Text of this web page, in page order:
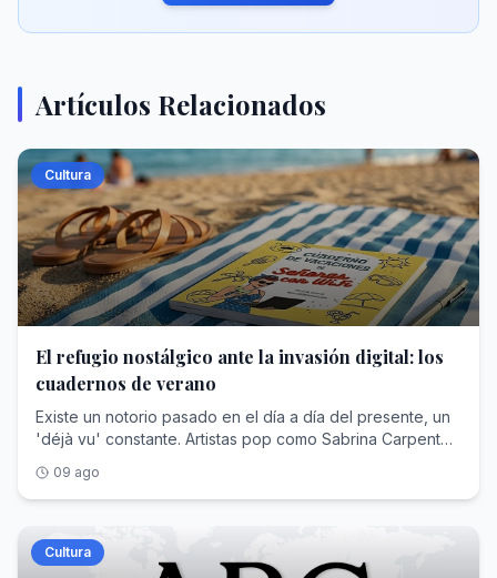
Artículos Relacionados
Cultura
El refugio nostálgico ante la invasión digital: los
cuadernos de verano
Existe un notorio pasado en el día a día del presente, un
'déjà vu' constante. Artistas pop como Sabrina Carpenter
los 50, Maggie O'Farrell escribe pensando en el
renacimiento inglés y las pantallas explotan las historias
frenética e inmortal que contagian las redes, buscamos la
escapatoria en lo analógico, donde objetos físicos y
09 ago
Cultura